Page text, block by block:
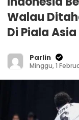
Walau
Di Piala
Parlin
Minggu, 1